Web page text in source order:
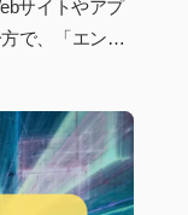
サイトやアプ
で、「エンジ
存在します。
クの関係を整
れるスキルや